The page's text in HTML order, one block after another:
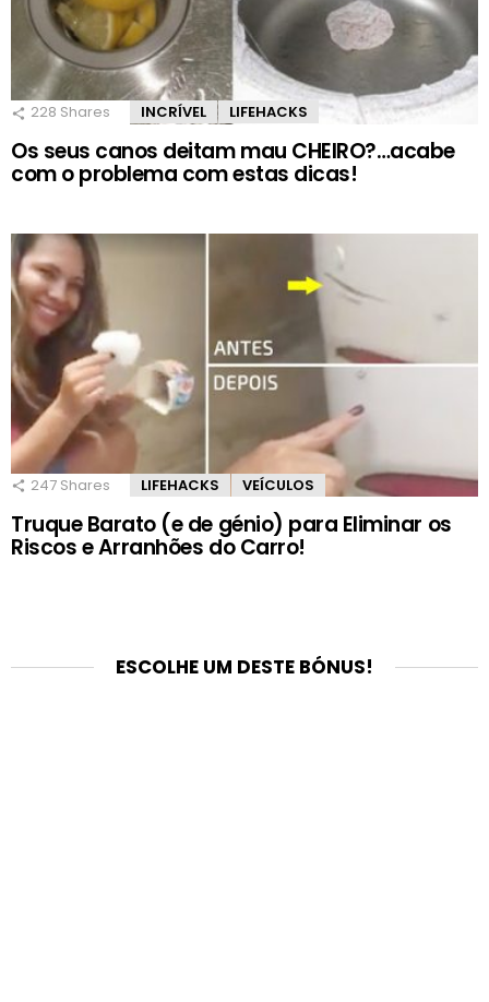
228 Shares INCRÍVEL LIFEHACKS
Os seus canos deitam mau CHEIRO?…acabe
com o problema com estas dicas!
247 Shares LIFEHACKS VEÍCULOS
Truque Barato (e de génio) para Eliminar os
Riscos e Arranhões do Carro!
ESCOLHE UM DESTE BÓNUS!